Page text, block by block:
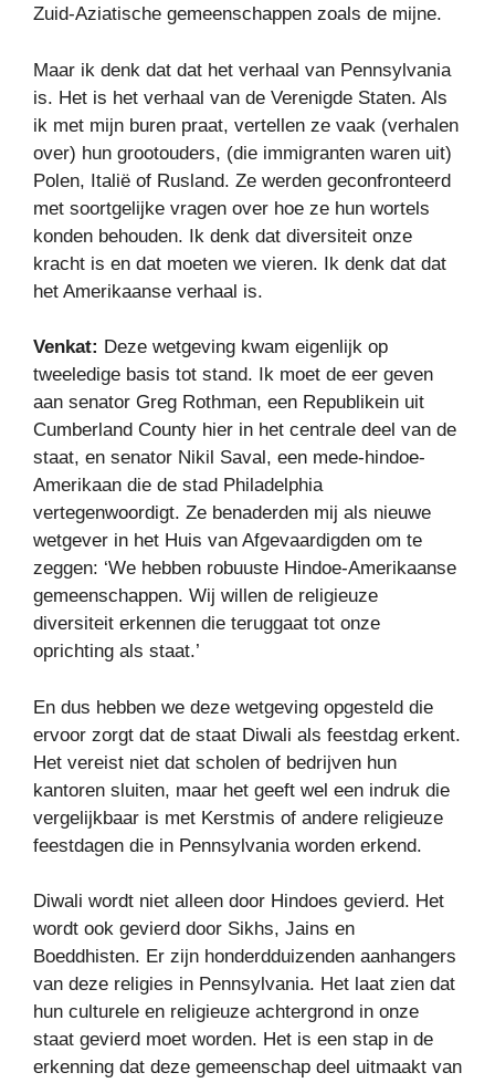
Zuid-Aziatische gemeenschappen zoals de mijne.
Maar ik denk dat dat het verhaal van Pennsylvania
is. Het is het verhaal van de Verenigde Staten. Als
ik met mijn buren praat, vertellen ze vaak (verhalen
over) hun grootouders, (die immigranten waren uit)
Polen, Italië of Rusland. Ze werden geconfronteerd
met soortgelijke vragen over hoe ze hun wortels
konden behouden. Ik denk dat diversiteit onze
kracht is en dat moeten we vieren. Ik denk dat dat
het Amerikaanse verhaal is.
Venkat: Deze wetgeving kwam eigenlijk op
tweeledige basis tot stand. Ik moet de eer geven
aan senator Greg Rothman, een Republikein uit
Cumberland County hier in het centrale deel van de
staat, en senator Nikil Saval, een mede-hindoe-
Amerikaan die de stad Philadelphia
vertegenwoordigt. Ze benaderden mij als nieuwe
wetgever in het Huis van Afgevaardigden om te
zeggen: ‘We hebben robuuste Hindoe-Amerikaanse
gemeenschappen. Wij willen de religieuze
diversiteit erkennen die teruggaat tot onze
oprichting als staat.’
En dus hebben we deze wetgeving opgesteld die
ervoor zorgt dat de staat Diwali als feestdag erkent.
Het vereist niet dat scholen of bedrijven hun
kantoren sluiten, maar het geeft wel een indruk die
vergelijkbaar is met Kerstmis of andere religieuze
feestdagen die in Pennsylvania worden erkend.
Diwali wordt niet alleen door Hindoes gevierd. Het
wordt ook gevierd door Sikhs, Jains en
Boeddhisten. Er zijn honderdduizenden aanhangers
van deze religies in Pennsylvania. Het laat zien dat
hun culturele en religieuze achtergrond in onze
staat gevierd moet worden. Het is een stap in de
erkenning dat deze gemeenschap deel uitmaakt van